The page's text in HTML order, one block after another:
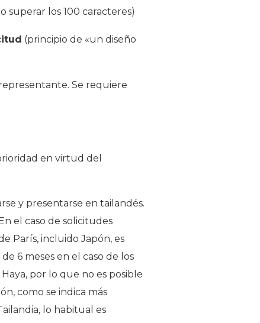
superar los 100 caracteres)
(principio de «un diseño
Se requiere
en virtud del
y presentarse en tailandés.
el caso de solicitudes
París, incluido Japón, es
6 meses en el caso de los
por lo que no es posible
como se indica más
lo habitual es